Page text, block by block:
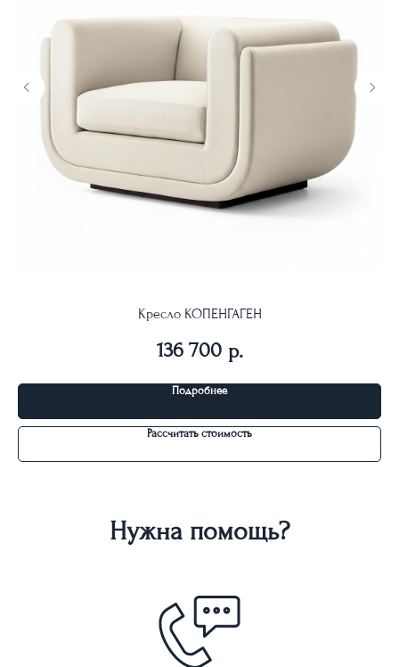
Кресло КОПЕНГАГЕН
136 700 р.
Подробнее
Рассчитать стоимость
Нужна помощь?